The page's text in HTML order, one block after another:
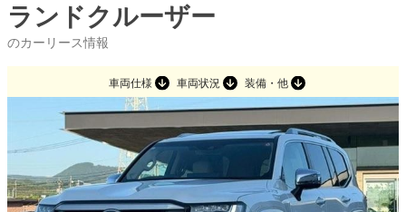
ランドクルーザー
のカーリース情報
車両仕様 車両状況 装備・他